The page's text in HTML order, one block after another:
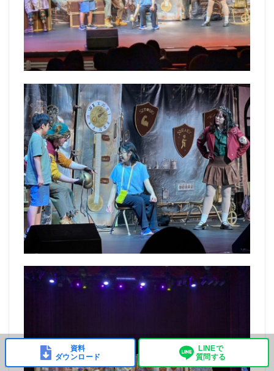
資料
ダウンロード
LINEで
質問する